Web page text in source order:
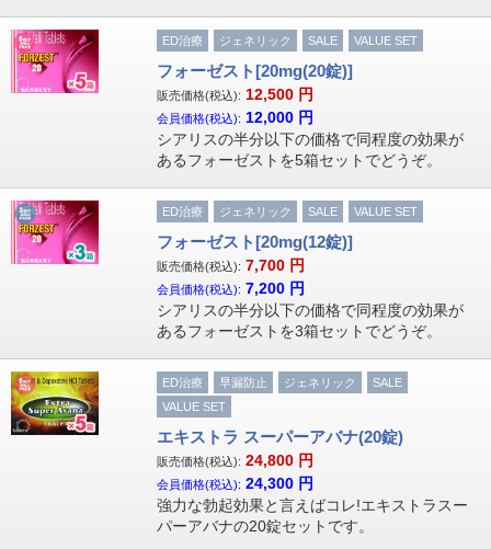
ED治療 ジェネリック SALE VALUE SET
フォーゼスト[20mg(20錠)]
販売価格(税込): 12,500 円
会員価格(税込): 12,000 円
シアリスの半分以下の価格で同程度の効果が
あるフォーゼストを5箱セットでどうぞ。
ED治療 ジェネリック SALE VALUE SET
フォーゼスト[20mg(12錠)]
販売価格(税込): 7,700 円
会員価格(税込): 7,200 円
シアリスの半分以下の価格で同程度の効果が
あるフォーゼストを3箱セットでどうぞ。
ED治療 早漏防止 ジェネリック
SALE
VALUE SET
エキストラ スーパーアバナ(20錠)
販売価格(税込): 24,800 円
会員価格(税込): 24,300 円
強力な勃起効果と言えばコレ!エキストラスー
パーアバナの20錠セットです。